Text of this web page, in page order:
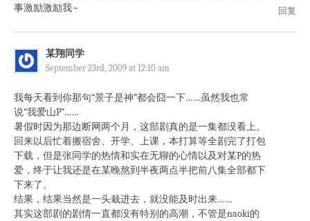
事激励激励我~
回复
某翔同学
September 23rd, 2009 at 12:10 am
我每天看到你那句“景子是神”都会囧一下……虽然我也常
说“我爱山P”……
暑假时因为那边断网两个月，这部剧真的是一集都没看上。
回来以后忙着搬宿舍、开学、上课，本打算等全剧完了打包
下载，但是张同学的热情和实在无聊的心情以及对某P的热
爱，终于让我还是在某晚熬到半夜两点半把前八集全部都下
下来了。
结果，结果当然是一头栽进去，就没能及时出来……
其实这部剧的剧情一直都没有特别的高潮，不管是naoki的